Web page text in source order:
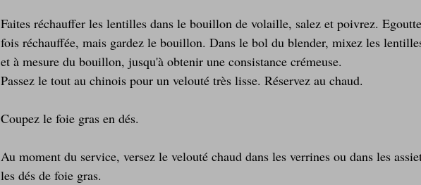
Faites réchauffer les lentilles dans le bouillon de volaille, salez et poivrez.
fois réchauffée, mais gardez le bouillon. Dans le bol du blender, mixez les
et à mesure du bouillon, jusqu'à obtenir une consistance crémeuse.
Passez le tout au chinois pour un velouté très lisse. Réservez au chaud.
Coupez le foie gras en dés.
Au moment du service, versez le velouté chaud dans les verrines ou dans les
les dés de foie gras.